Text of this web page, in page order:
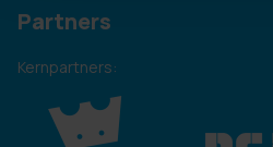
Partners
Kernpartners: